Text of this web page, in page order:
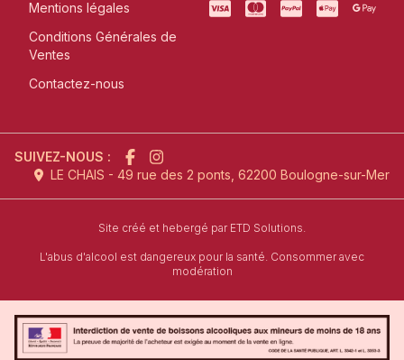
Mentions légales
Conditions Générales de
Ventes
Contactez-nous
SUIVEZ-NOUS :
LE CHAIS - 49 rue des 2 ponts, 62200 Boulogne-sur-Mer
Site créé et hebergé parl'agence de création de site
ETD Solutions.
L'abus d'alcool est dangereux pour la santé. Consommer avec
modération